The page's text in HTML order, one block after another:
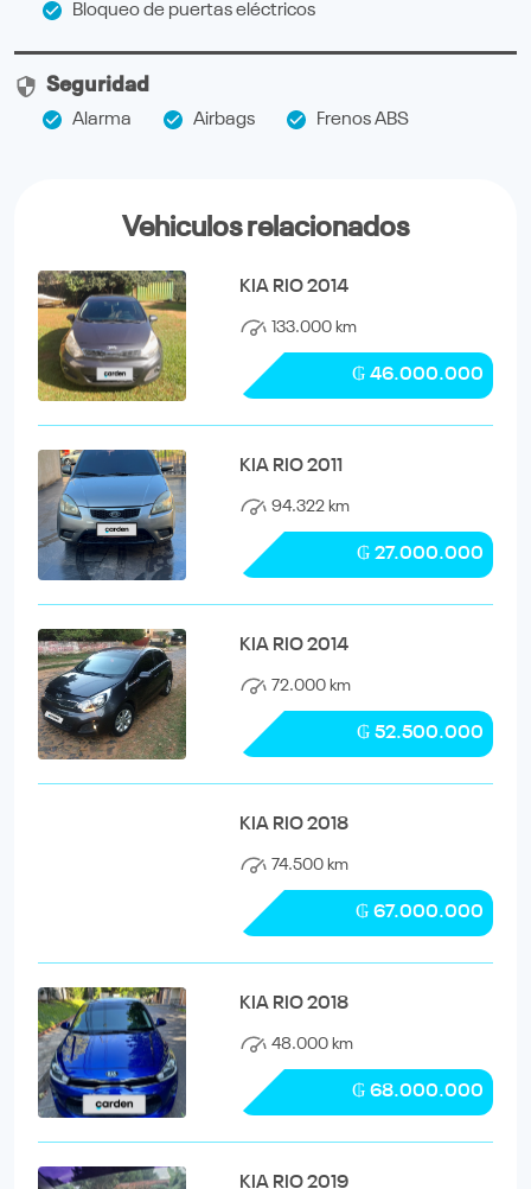
Bloqueo de puertas eléctricos
Seguridad
Alarma Airbags Frenos ABS
Vehiculos relacionados
KIA RIO 2014
133.000 km
₲ 46.000.000
KIA RIO 2011
94.322 km
₲ 27.000.000
KIA RIO 2014
72.000 km
₲ 52.500.000
KIA RIO 2018
74.500 km
₲ 67.000.000
KIA RIO 2018
48.000 km
₲ 68.000.000
KIA RIO 2019